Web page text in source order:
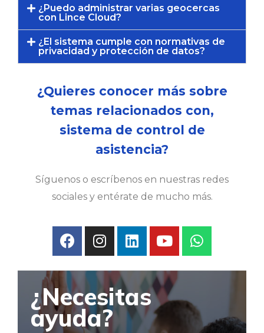
¿Puedo administrar varias geocercas
con Lince Cloud?
¿El sistema cumple con normativas de
privacidad y protección de datos?
¿Quieres conocer más sobre
temas relacionados con,
sistema de control de
asistencia?
Síguenos o escríbenos en nuestras redes
sociales y entérate de mucho más.
¿Necesitas
ayuda?